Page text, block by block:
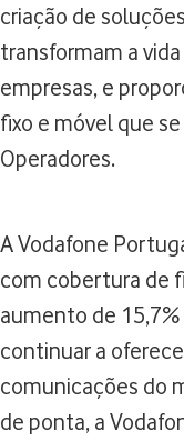
criação de
transformam a
empresas, e
fixo e móvel que
Operadores.
A Vodafone
com cobertura de
aumento de
continuar a
comunicações do
de ponta, a